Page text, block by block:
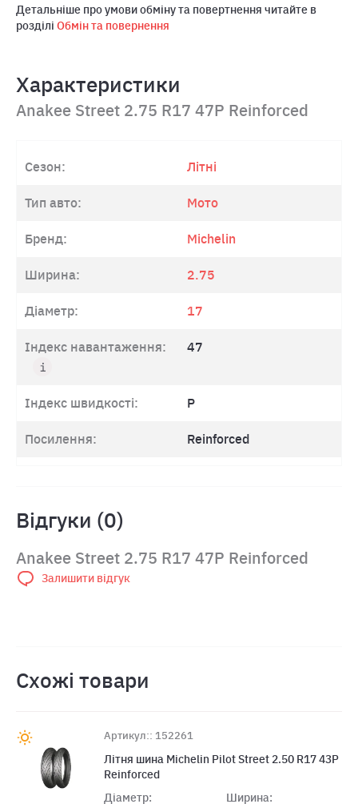
Детальніше про умови обміну та повертнення читайте в
розділі Обмін та повернення
Характеристики
Anakee Street 2.75 R17 47P Reinforced
Сезон: Літні
Тип авто: Мото
Бренд: Michelin
Ширина: 2.75
Діаметр: 17
Індекс навантаження: 47
Індекс швидкості: P
Посилення: Reinforced
Відгуки (0)
Anakee Street 2.75 R17 47P Reinforced
Залишити відгук
Схожі товари
Артикул:: 152261
Лiтня шина Michelin Pilot Street 2.50 R17 43P
Reinforced
Діаметр:
Ширина: